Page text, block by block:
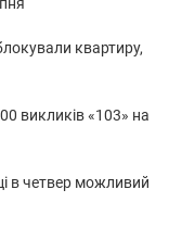
квартиру,
викликів «103» на
в четвер можливий